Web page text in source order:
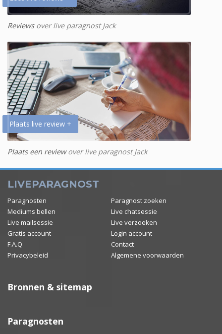
Reviewsover live paragnost Jack
Plaats live review +
Plaats een reviewover live paragnost Jack
LIVEPARAGNOST
Paragnosten
Paragnost zoeken
Mediums bellen
Live chatsessie
Live mailsessie
Live verzoeken
Gratis account
Login account
F.A.Q
Contact
Privacybeleid
Algemene voorwaarden
Bronnen & sitemap
Paragnosten